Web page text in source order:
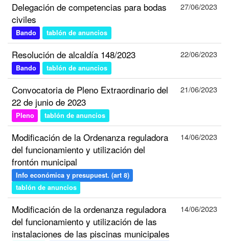
Delegación de competencias para bodas
civiles
Bando tablón de anuncios
27/06/2023
Resolución de alcaldía 148/2023
Bando tablón de anuncios
22/06/2023
Convocatoria de Pleno Extraordinario del
22 de junio de 2023
Pleno tablón de anuncios
21/06/2023
Modificación de la Ordenanza reguladora
del funcionamiento y utilización del
frontón municipal
Info económica y presupuest. (art 8)
tablón de anuncios
14/06/2023
Modificación de la ordenanza reguladora
del funcionamiento y utilización de las
instalaciones de las piscinas municipales
14/06/2023